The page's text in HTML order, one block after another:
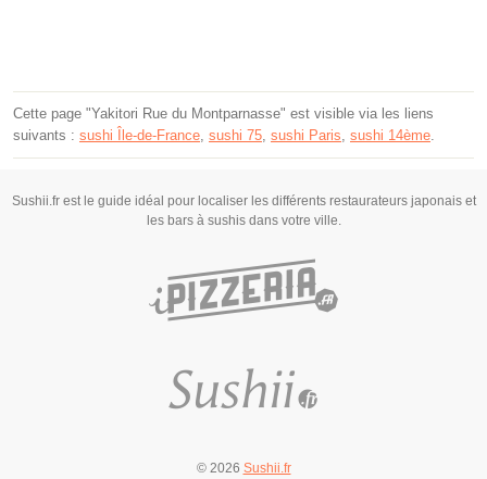
Cette page "Yakitori Rue du Montparnasse" est visible via les liens
suivants : sushi Île-de-France, sushi 75, sushi Paris, sushi 14ème.
Sushii.fr est le guide idéal pour localiser les différents restaurateurs japonais et
les bars à sushis dans votre ville.
© 2026 Sushii.fr